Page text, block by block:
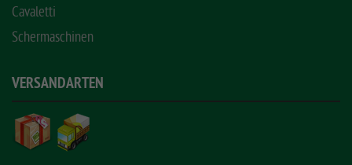
Cavaletti
Schermaschinen
VERSANDARTEN